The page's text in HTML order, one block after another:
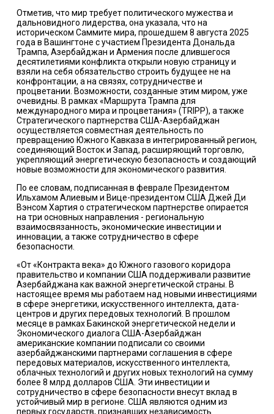
Отметив, что мир требует политического мужества и
дальновидного лидерства, она указала, что на
историческом Саммите мира, прошедшем 8 августа 2025
года в Вашингтоне с участием Президента Дональда
Трампа, Азербайджан и Армения после длившегося
десятилетиями конфликта открыли новую страницу и
взяли на себя обязательство строить будущее не на
конфронтации, а на связях, сотрудничестве и
процветании. Возможности, созданные этим миром, уже
очевидны. В рамках «Маршрута Трампа для
международного мира и процветания» (TRIPP), а также
Стратегического партнерства США-Азербайджан
осуществляется совместная деятельность по
превращению Южного Кавказа в интегрированный регион,
соединяющий Восток и Запад, расширяющий торговлю,
укрепляющий энергетическую безопасность и создающий
новые возможности для экономического развития.
По ее словам, подписанная в феврале Президентом
Ильхамом Алиевым и Вице-президентом США Джей Ди
Вэнсом Хартия о стратегическом партнерстве опирается
на три основных направления - региональную
взаимосвязанность, экономические инвестиции и
инновации, а также сотрудничество в сфере
безопасности.
«От «Контракта века» до Южного газового коридора
правительство и компании США поддерживали развитие
Азербайджана как важной энергетической страны. В
настоящее время мы работаем над новыми инвестициями
в сфере энергетики, искусственного интеллекта, дата-
центров и других передовых технологий. В прошлом
месяце в рамках Бакинской энергетической недели и
Экономического диалога США-Азербайджан
американские компании подписали со своими
азербайджанскими партнерами соглашения в сфере
передовых материалов, искусственного интеллекта,
облачных технологий и других новых технологий на сумму
более 8 млрд долларов США. Эти инвестиции и
сотрудничество в сфере безопасности внесут вклад в
устойчивый мир в регионе. США являются одним из
первых государств, признавших независимость